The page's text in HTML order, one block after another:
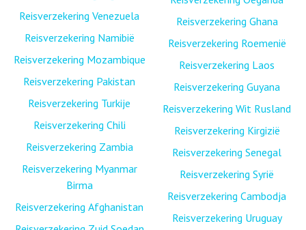
Reisverzekering Venezuela
Reisverzekering Namibië
Reisverzekering Mozambique
Reisverzekering Pakistan
Reisverzekering Turkije
Reisverzekering Chili
Reisverzekering Zambia
Reisverzekering Myanmar
Birma
Reisverzekering Afghanistan
Reisverzekering Ghana
Reisverzekering Roemenië
Reisverzekering Laos
Reisverzekering Guyana
Reisverzekering Wit Rusland
Reisverzekering Kirgizië
Reisverzekering Senegal
Reisverzekering Syrië
Reisverzekering Cambodja
Reisverzekering Uruguay